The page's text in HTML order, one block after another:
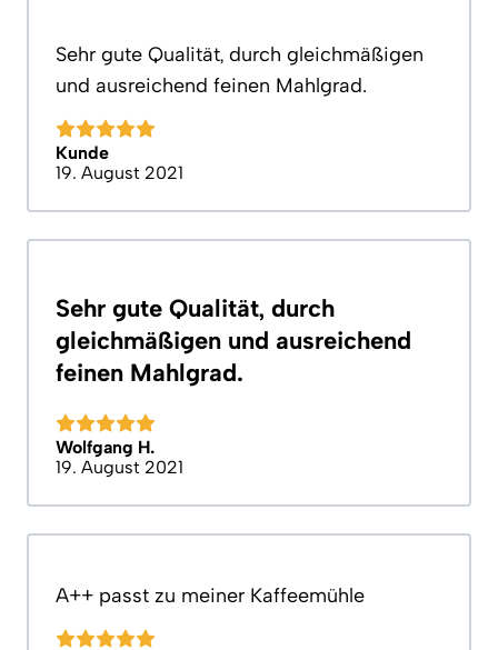
Sehr gute Qualität, durch gleichmäßigen
und ausreichend feinen Mahlgrad.
Kunde
19. August 2021
Sehr gute Qualität, durch
gleichmäßigen und ausreichend
feinen Mahlgrad.
Wolfgang H.
19. August 2021
A++ passt zu meiner Kaffeemühle